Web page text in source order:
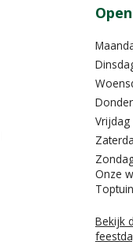
Vrijdag
Onze
Bekijk